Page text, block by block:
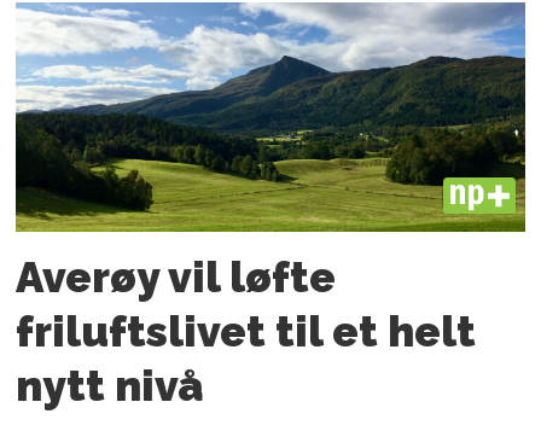
PLUS
Averøy vil løfte
friluftslivet til et helt
nytt nivå